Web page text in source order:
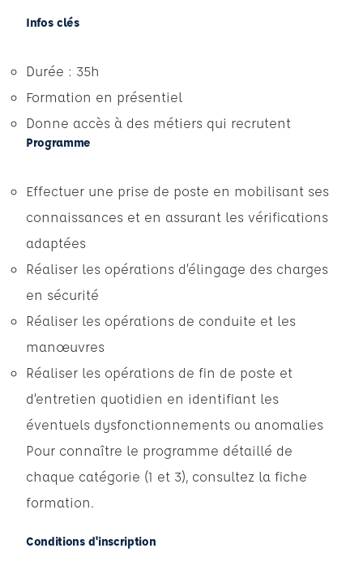
Infos clés
Durée : 35h
Formation en présentiel
Donne accès à des métiers qui recrutent
Programme
Effectuer une prise de poste en mobilisant ses
connaissances et en assurant les vérifications
adaptées
Réaliser les opérations d’élingage des charges
en sécurité
Réaliser les opérations de conduite et les
manœuvres
Réaliser les opérations de fin de poste et
d’entretien quotidien en identifiant les
éventuels dysfonctionnements ou anomalies
Pour connaître le programme détaillé de
chaque catégorie (1 et 3), consultez la fiche
formation.
Conditions d'inscription